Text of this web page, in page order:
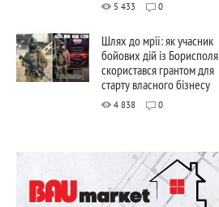
5 433 0
Шлях до мрії: як учасник
бойових дій із Борисполя
скористався грантом для
старту власного бізнесу
4 838 0